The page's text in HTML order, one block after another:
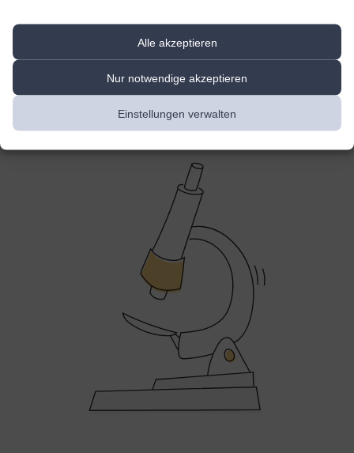
Alle akzeptieren
Nur notwendige akzeptieren
Einstellungen verwalten
gewohnten Service der Schildhorn Apotheke. Den
Liefertermin stimmen wir mit Ihnen ab, damit die
Lieferung gut in Ihren Alltag passt.